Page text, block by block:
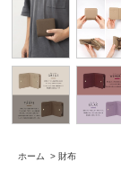
ホーム > 財布